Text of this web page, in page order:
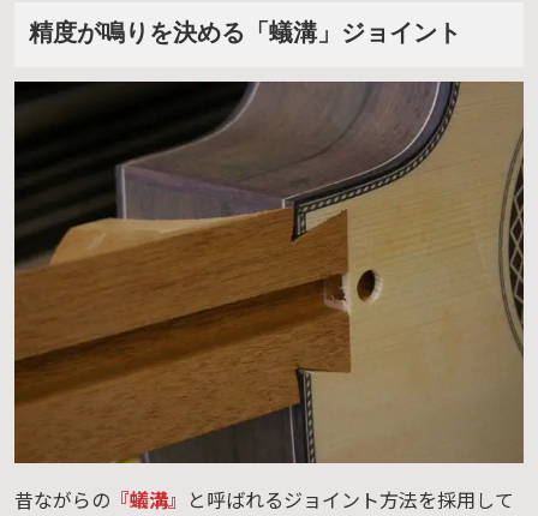
精度が鳴りを決める「蟻溝」ジョイント
昔ながらの 『蟻溝』 と呼ばれるジョイント方法を採用して